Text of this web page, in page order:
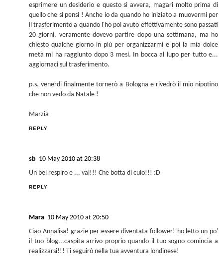
esprimere un desiderio e questo si avvera, magari molto prima di
quello che si pensi ! Anche io da quando ho iniziato a muovermi per
il trasferimento a quando l'ho poi avuto effettivamente sono passati
20 giorni, veramente dovevo partire dopo una settimana, ma ho
chiesto qualche giorno in più per organizzarmi e poi la mia dolce
metà mi ha raggiunto dopo 3 mesi. In bocca al lupo per tutto e...
aggiornaci sul trasferimento.
p.s. venerdi finalmente tornerò a Bologna e rivedrò il mio nipotino
che non vedo da Natale !
Marzia
REPLY
sb 10 May 2010 at 20:38
Un bel respiro e ... vai!!! Che botta di culo!!! :D
REPLY
Mara 10 May 2010 at 20:50
Ciao Annalisa! grazie per essere diventata follower! ho letto un po'
il tuo blog...caspita arrivo proprio quando il tuo sogno comincia a
realizzarsi!!! Ti seguirò nella tua avventura londinese!